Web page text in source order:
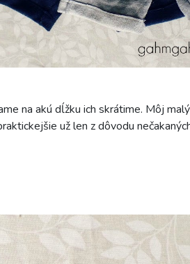
na akú dĺžku ich skrátime. Môj
už len z dôvodu